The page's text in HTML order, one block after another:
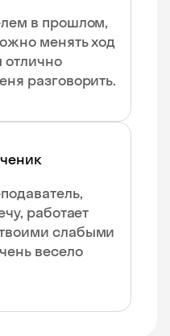
в прошлом,
менять ход
отлично
разговорить.
работает
слабыми
весело